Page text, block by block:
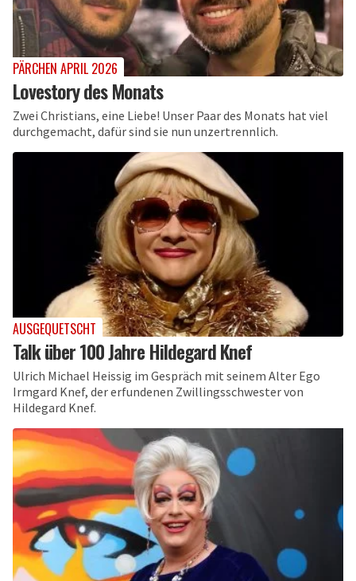
PÄRCHEN APRIL 2026
Lovestory des Monats
Zwei Christians, eine Liebe! Unser Paar des Monats hat viel
durchgemacht, dafür sind sie nun unzertrennlich.
AUSGEQUETSCHT
Talk über 100 Jahre Hildegard Knef
Ulrich Michael Heissig im Gespräch mit seinem Alter Ego
Irmgard Knef, der erfundenen Zwillingsschwester von
Hildegard Knef.